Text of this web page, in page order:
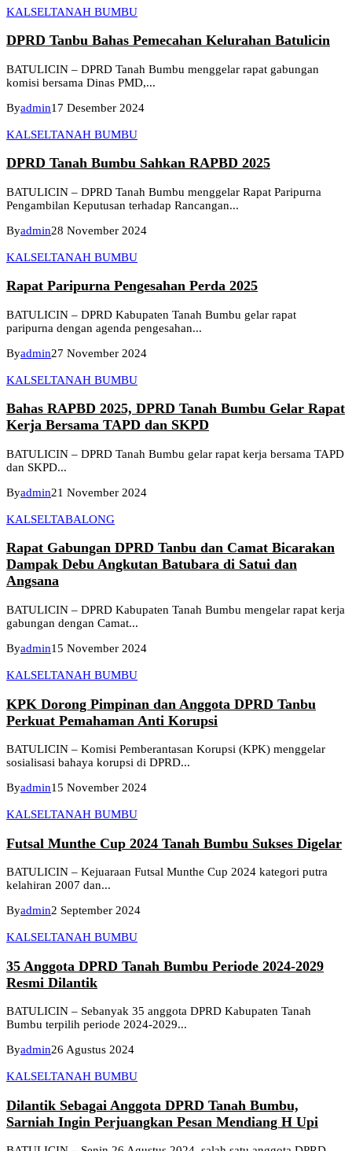
KALSELTANAH BUMBU
DPRD Tanbu Bahas Pemecahan Kelurahan Batulicin
BATULICIN – DPRD Tanah Bumbu menggelar rapat gabungan
komisi bersama Dinas PMD,...
Byadmin17 Desember 2024
KALSELTANAH BUMBU
DPRD Tanah Bumbu Sahkan RAPBD 2025
BATULICIN – DPRD Tanah Bumbu menggelar Rapat Paripurna
Pengambilan Keputusan terhadap Rancangan...
Byadmin28 November 2024
KALSELTANAH BUMBU
Rapat Paripurna Pengesahan Perda 2025
BATULICIN – DPRD Kabupaten Tanah Bumbu gelar rapat
paripurna dengan agenda pengesahan...
Byadmin27 November 2024
KALSELTANAH BUMBU
Bahas RAPBD 2025, DPRD Tanah Bumbu Gelar Rapat
Kerja Bersama TAPD dan SKPD
BATULICIN – DPRD Tanah Bumbu gelar rapat kerja bersama TAPD
dan SKPD...
Byadmin21 November 2024
KALSELTABALONG
Rapat Gabungan DPRD Tanbu dan Camat Bicarakan
Dampak Debu Angkutan Batubara di Satui dan
Angsana
BATULICIN – DPRD Kabupaten Tanah Bumbu mengelar rapat kerja
gabungan dengan Camat...
Byadmin15 November 2024
KALSELTANAH BUMBU
KPK Dorong Pimpinan dan Anggota DPRD Tanbu
Perkuat Pemahaman Anti Korupsi
BATULICIN – Komisi Pemberantasan Korupsi (KPK) menggelar
sosialisasi bahaya korupsi di DPRD...
Byadmin15 November 2024
KALSELTANAH BUMBU
Futsal Munthe Cup 2024 Tanah Bumbu Sukses Digelar
BATULICIN – Kejuaraan Futsal Munthe Cup 2024 kategori putra
kelahiran 2007 dan...
Byadmin2 September 2024
KALSELTANAH BUMBU
35 Anggota DPRD Tanah Bumbu Periode 2024-2029
Resmi Dilantik
BATULICIN – Sebanyak 35 anggota DPRD Kabupaten Tanah
Bumbu terpilih periode 2024-2029...
Byadmin26 Agustus 2024
KALSELTANAH BUMBU
Dilantik Sebagai Anggota DPRD Tanah Bumbu,
Sarniah Ingin Perjuangkan Pesan Mendiang H Upi